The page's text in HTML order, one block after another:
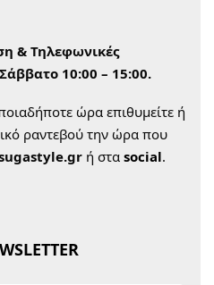
& Τηλεφωνικές
10:00 – 15:00.
ώρα επιθυμείτε ή
ραντεβού την ώρα που
ή στα social.